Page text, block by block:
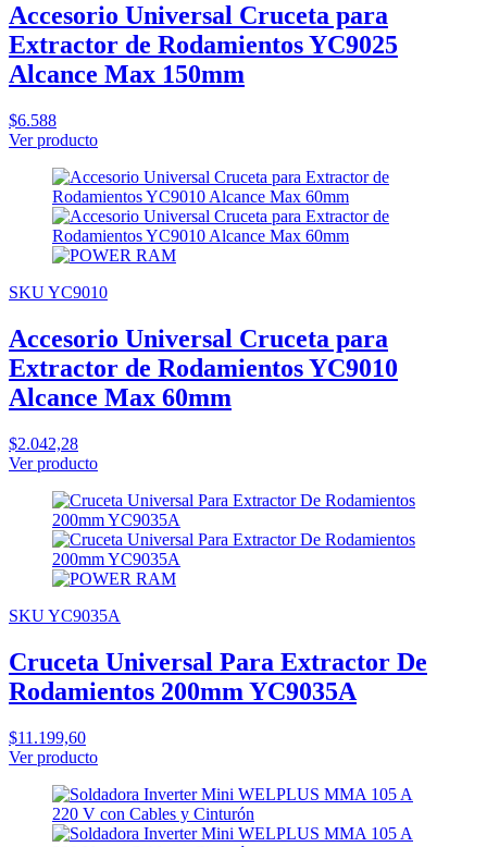
Accesorio Universal Cruceta para
Extractor de Rodamientos YC9025
Alcance Max 150mm
$6.588
Ver producto
SKU YC9010
Accesorio Universal Cruceta para
Extractor de Rodamientos YC9010
Alcance Max 60mm
$2.042,28
Ver producto
SKU YC9035A
Cruceta Universal Para Extractor De
Rodamientos 200mm YC9035A
$11.199,60
Ver producto